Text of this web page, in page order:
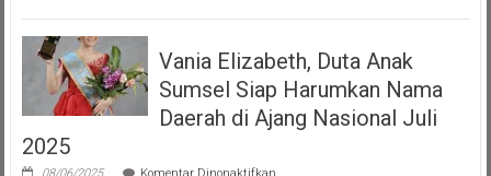
Elizabeth
Duta
Anak
Sumsel
Menginspirasi
Vania Elizabeth, Duta Anak
Sumsel Siap Harumkan Nama
Daerah di Ajang Nasional Juli
2025
08/06/2025 Komentar Dinonaktifkanpada